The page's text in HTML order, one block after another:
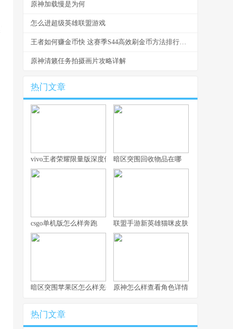
原神加载慢是为何
怎么进超级英雄联盟游戏
王者如何赚金币快 这赛季S44高效刷金币方法排行解析
原神清籁任务拍摄画片攻略详解
热门文章
vivo王者荣耀限量版深度体验指南暗区突围回收物品在哪
csgo单机版怎么样奔跑 联盟手游新英雄猫咪皮肤：焕然一新的
暗区突围苹果区怎么样充值 原神怎么样查看角色详情
热门文章